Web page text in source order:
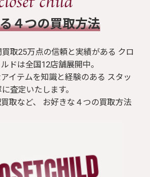
４つの買取方法
取25万点の信頼と実績がある クロ
ドは全国12店舗展開中。
イテムを知識と経験のある スタッ
査定いたします。
取など、 お好きな４つの買取方法